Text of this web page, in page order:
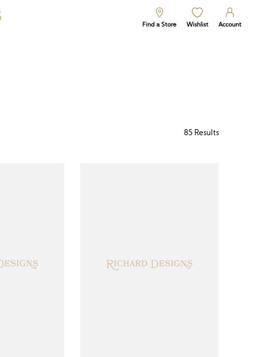
Find a Store Wishlist Account
85 Results